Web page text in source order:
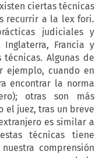
ciertas técnicas
recurrir a la lex fori.
judiciales y
Francia y
Algunas de
ejemplo, cuando en
encontrar la norma
otras son más
el juez, tras un breve
es similar a
técnicas tiene
comprensión